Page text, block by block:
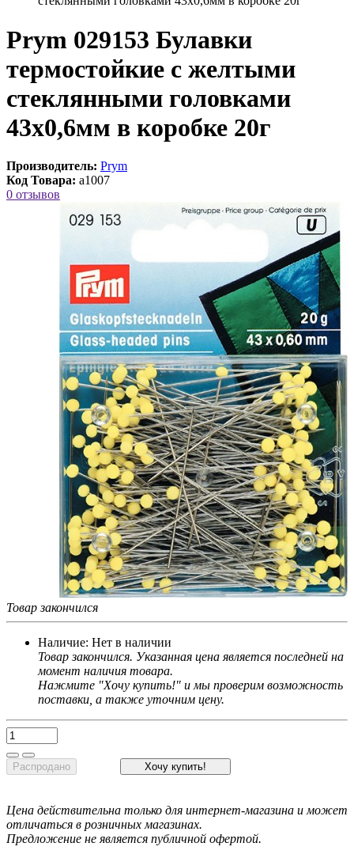
Prym 029153 Булавки
термостойкие с желтыми
стеклянными головками
43х0,6мм в коробке 20г
Производитель: Prym
Код Товара: a1007
0 отзывов
Товар закончился
Наличие: Нет в наличии
Товар закончился. Указанная цена является последней на
момент наличия товара.
Нажмите "Хочу купить!" и мы проверим возможность
поставки, а также уточним цену.
Распродано Хочу купить!
Цена действительна только для интернет-магазина и может
отличаться в розничных магазинах.
Предложение не является публичной офертой.